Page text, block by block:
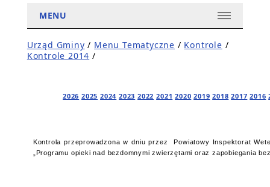
MENU
Urząd Gminy / Menu Tematyczne / Kontrole /
Kontrole 2014 /
2026 2025 2024 2023 2022 2021 2020 2019 2018 2017 2016
Kontrola przeprowadzona w dniu przez Powiatowy Inspektorat
„Programu opieki nad bezdomnymi zwierzętami oraz zapobiegania